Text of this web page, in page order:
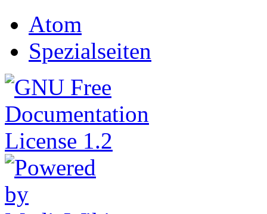
Atom
Spezialseiten